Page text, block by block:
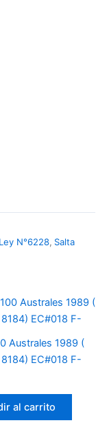
N°6228, Salta
Australes 1989 (
EC#018 F-
al carrito